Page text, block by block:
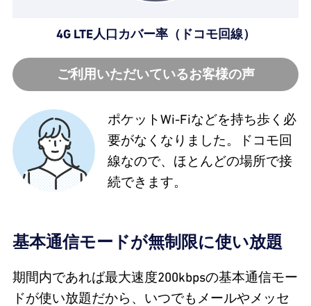
4G LTE人口カバー率（ドコモ回線）
ご利用いただいているお客様の声
ポケットWi-Fiなどを持ち歩く必
要がなくなりました。ドコモ回
線なので、ほとんどの場所で接
続できます。
基本通信モードが無制限に使い放題
期間内であれば最大速度200kbpsの基本通信モー
ドが使い放題だから、いつでもメールやメッセ